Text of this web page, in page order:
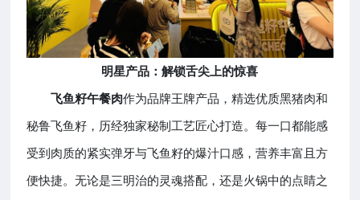
明星产品：解锁舌尖上的惊喜
飞鱼籽午餐肉作为品牌王牌产品，精选优质黑猪肉和
秘鲁飞鱼籽，历经独家秘制工艺匠心打造。每一口都能感
受到肉质的紧实弹牙与飞鱼籽的爆汁口感，营养丰富且方
便快捷。无论是三明治的灵魂搭配，还是火锅中的点睛之